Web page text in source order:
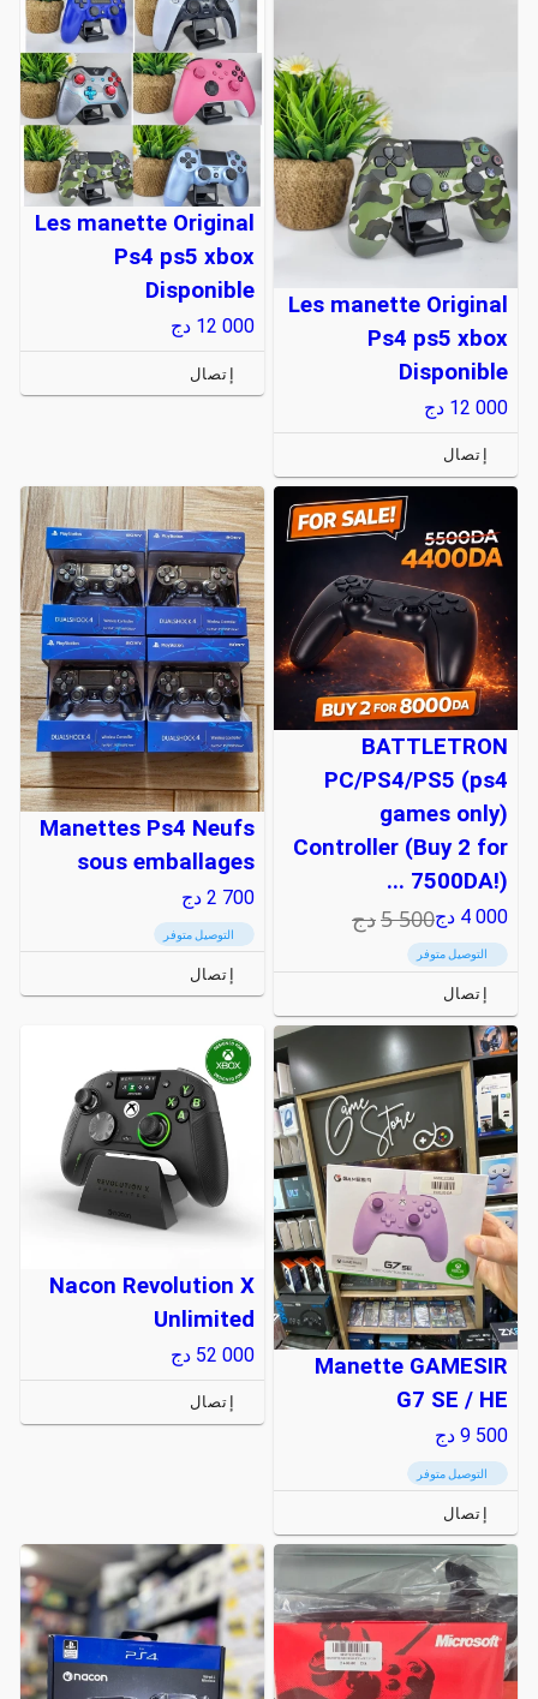
Les manette Original
Ps4 ps5 xbox
Disponible
12 000 دج
إتصال
Les manette Original
Ps4 ps5 xbox
Disponible
12 000 دج
إتصال
BATTLETRON
PC/PS4/PS5 (ps4
games only)
Controller (Buy 2 for
7500DA!) ...
4 000 دج5 500دج
التوصيل متوفر
إتصال
Manettes Ps4 Neufs
sous emballages
2 700 دج
التوصيل متوفر
إتصال
Manette GAMESIR
G7 SE / HE
9 500 دج
التوصيل متوفر
إتصال
Nacon Revolution X
Unlimited
52 000 دج
إتصال